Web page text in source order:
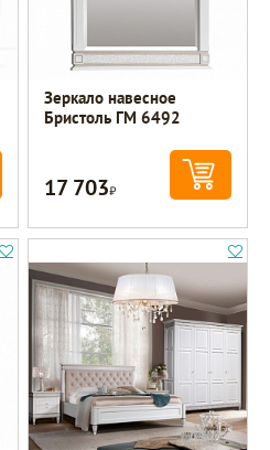
Зеркало навесное
Бристоль ГМ 6492
17 703Р